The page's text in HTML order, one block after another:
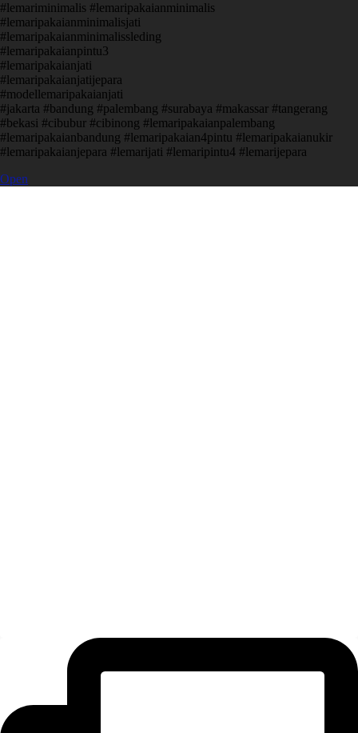
#lemariminimalis #lemaripakaianminimalis
#lemaripakaianminimalisjati
#lemaripakaianminimalissleding
#lemaripakaianpintu3
#lemaripakaianjati
#lemaripakaianjatijepara
#modellemaripakaianjati
#jakarta #bandung #palembang #surabaya #makassar #tangerang
#bekasi #cibubur #cibinong #lemaripakaianpalembang
#lemaripakaianbandung #lemaripakaian4pintu #lemaripakaianukir
#lemaripakaianjepara #lemarijati #lemaripintu4 #lemarijepara
Open